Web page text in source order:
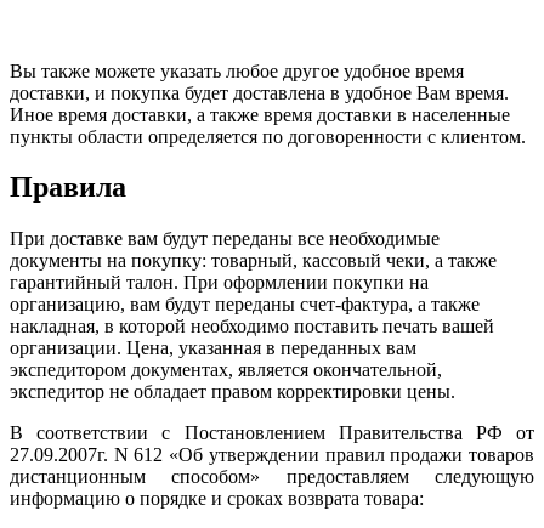
Вы также можете указать любое другое удобное время
доставки, и покупка будет доставлена в удобное Вам время.
Иное время доставки, а также время доставки в населенные
пункты области определяется по договоренности с клиентом.
Правила
При доставке вам будут переданы все необходимые
документы на покупку: товарный, кассовый чеки, а также
гарантийный талон. При оформлении покупки на
организацию, вам будут переданы счет-фактура, а также
накладная, в которой необходимо поставить печать вашей
организации. Цена, указанная в переданных вам
экспедитором документах, является окончательной,
экспедитор не обладает правом корректировки цены.
В соответствии с Постановлением Правительства РФ от
27.09.2007г. N 612 «Об утверждении правил продажи товаров
дистанционным способом» предоставляем следующую
информацию о порядке и сроках возврата товара: